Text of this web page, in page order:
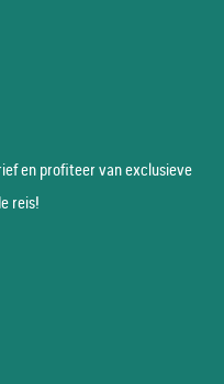
en profiteer van exclusieve
reis!